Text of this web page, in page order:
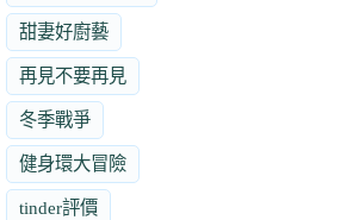
甜妻好廚藝
再見不要再見
冬季戰爭
健身環大冒險
tinder評價